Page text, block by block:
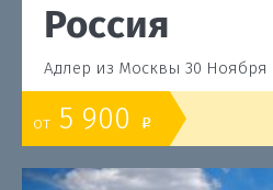
Россия
Адлер из Москвы 30 Ноября
от 5 900 o